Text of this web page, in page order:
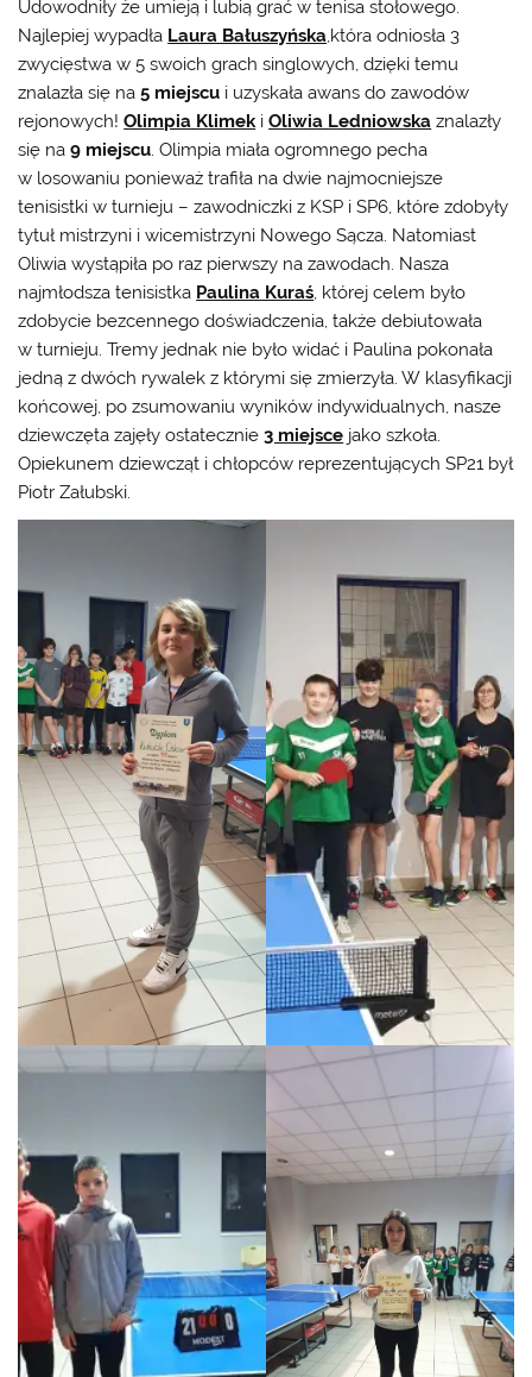
Udowodniły że umieją i lubią grać w tenisa stołowego.
Najlepiej wypadła Laura Bałuszyńska ,która odniosła 3
zwycięstwa w 5 swoich grach singlowych, dzięki temu
znalazła się na5 miejscu i uzyskała awans do zawodów
rejonowych!Olimpia Klimek iOliwia Ledniowska znalazły
się na9 miejscu . Olimpia miała ogromnego pecha
w losowaniu ponieważ trafiła na dwie najmocniejsze
tenisistki w turnieju – zawodniczki z KSP i SP6, które zdobyły
tytuł mistrzyni i wicemistrzyni Nowego Sącza. Natomiast
Oliwia wystąpiła po raz pierwszy na zawodach. Nasza
najmłodsza tenisistka Paulina Kuraś , której celem było
zdobycie bezcennego doświadczenia, także debiutowała
w turnieju. Tremy jednak nie było widać i Paulina pokonała
jedną z dwóch rywalek z którymi się zmierzyła. W klasyfikacji
końcowej, po zsumowaniu wyników indywidualnych, nasze
dziewczęta zajęły ostatecznie3 miejsce jako szkoła.
Opiekunem dziewcząt i chłopców reprezentujących SP21 był
Piotr Załubski.